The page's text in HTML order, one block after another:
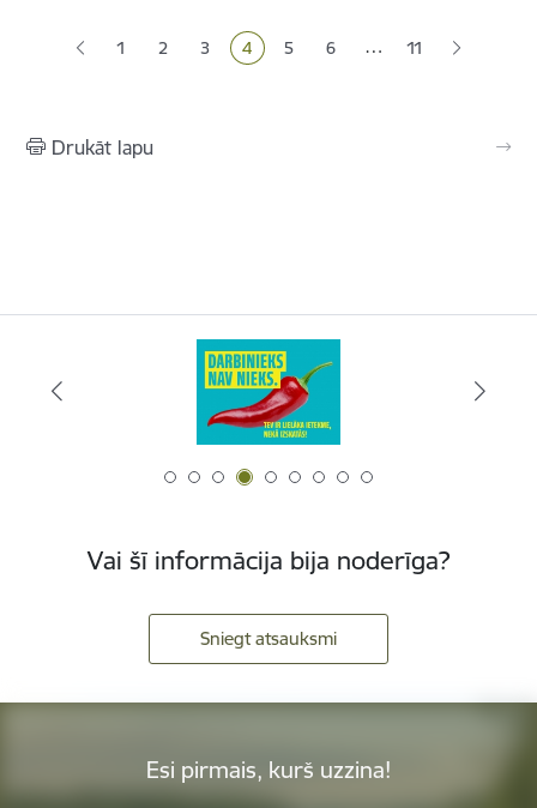
Lapa
1 Lapa
2 Lapa
3 Pašreizējā lapa
4 Lapa
5 Lapa
6 … 11
Drukāt lapu
Vai šī informācija bija noderīga?
Sniegt atsauksmi
Esi pirmais, kurš uzzina!